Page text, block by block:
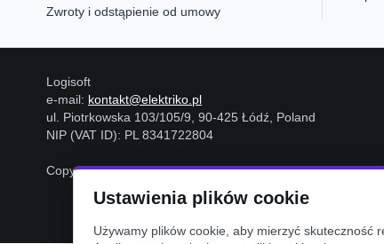
Zwroty i odstąpienie od umowy
Logisoft
e-mail: kontakt@elektriko.pl
ul. Piotrkowska 103/105/9, 90-425 Łódź, Poland
NIP (VAT ID): PL 8341722804
Copyright © 2006-2026LogisoftWszystkie prawa
Ustawienia plików cookie
Używamy plików cookie, aby mierzyć skuteczność